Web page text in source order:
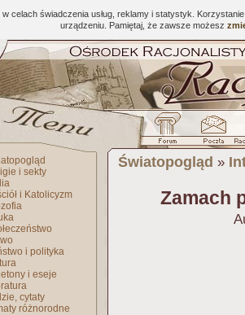
celach świadczenia usług, reklamy i statystyk.
urządzeniu. Pamiętaj, że zawsze możesz
i sekty
i Katolicyzm
i polityka
i eseje
cytaty
różnorodne
Światopogląd »
Zamach